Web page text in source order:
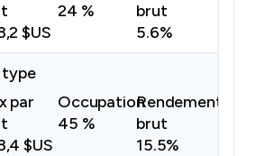
$US
24 %
brut
5.6%
par
$US
Occupation
45 %
Rendement
brut
15.5%